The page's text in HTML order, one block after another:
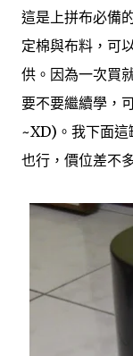
這是上拼布必備
定棉與布料，可
供。因為一次買
要不要繼續學，
~XD)。我下面這
也行，價位差不